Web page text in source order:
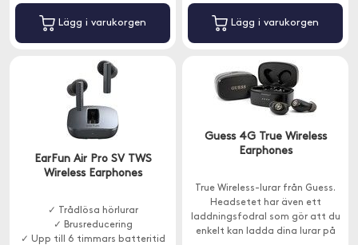
Lägg i varukorgen Lägg i varukorgen
EarFun Air Pro SV TWS
Wireless Earphones
✓ Trådlösa hörlurar
✓ Brusreducering
✓ Upp till 6 timmars batteritid
Guess 4G True Wireless
Earphones
True Wireless-lurar från Guess.
Headsetet har även ett
laddningsfodral som gör att du
enkelt kan ladda dina lurar på